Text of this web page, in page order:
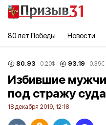
80 лет Победы Новости
80.93 -0.20$ 93.19 -0.39€
Избившие
под стражу
18 декабря 2019, 12:18